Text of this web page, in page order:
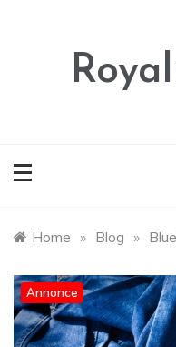
Home » Blog »
Annonce